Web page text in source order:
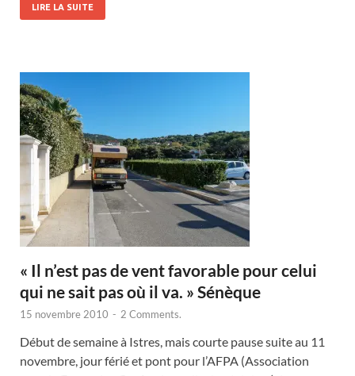
LIRE LA SUITE
« Il n’est pas de vent favorable pour celui
qui ne sait pas où il va. » Sénèque
15 novembre 2010 - 2 Comments.
Début de semaine à Istres, mais courte pause suite au 11
novembre, jour férié et pont pour l’AFPA (Association